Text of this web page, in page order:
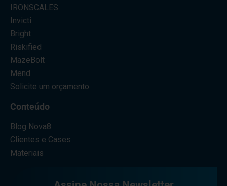
IRONSCALES
Invicti
Bright
Riskified
MazeBolt
Mend
Solicite um orçamento
Conteúdo
Blog Nova8
Clientes e Cases
Materiais